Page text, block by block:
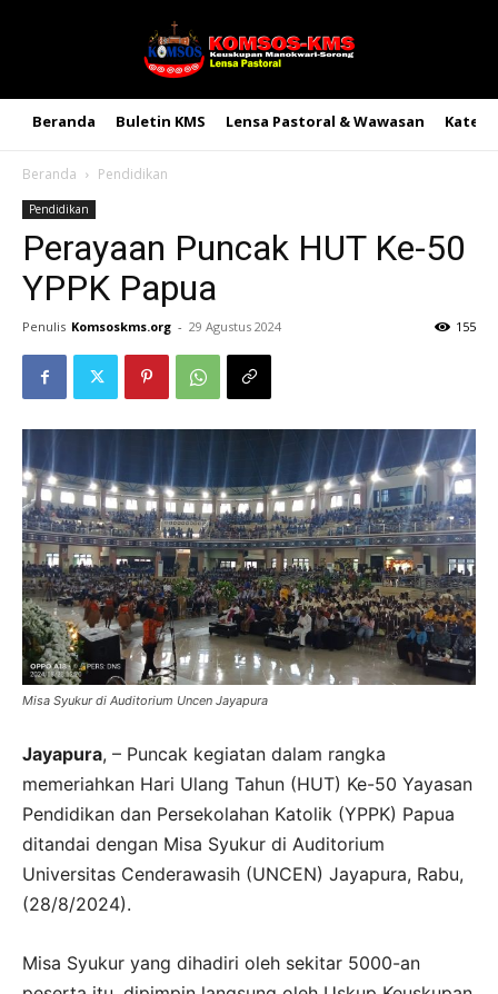
Beranda Buletin KMS Lensa Pastoral & Wawasan
Beranda Pendidikan
Pendidikan
Perayaan Puncak HUT Ke-50
YPPK Papua
Penulis Komsoskms.org - 29 Agustus 2024 155
Misa Syukur di Auditorium Uncen Jayapura
Jayapura, – Puncak kegiatan dalam rangka
memeriahkan Hari Ulang Tahun (HUT) Ke-50 Yayasan
Pendidikan dan Persekolahan Katolik (YPPK) Papua
ditandai dengan Misa Syukur di Auditorium
Universitas Cenderawasih (UNCEN) Jayapura, Rabu,
(28/8/2024).
Misa Syukur yang dihadiri oleh sekitar 5000-an